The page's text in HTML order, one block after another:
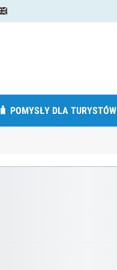
🧳 POMYSŁY DLA TURYSTÓW